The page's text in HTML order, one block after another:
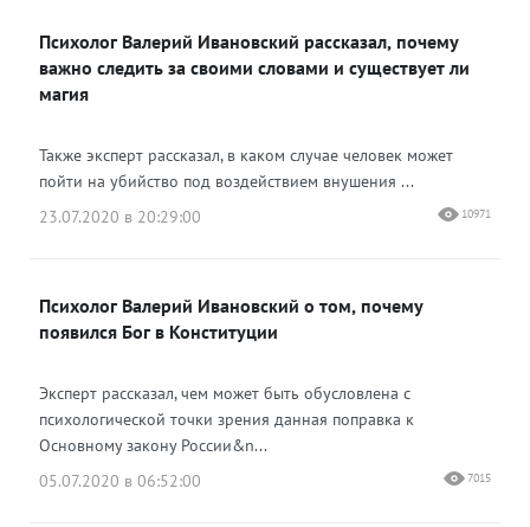
Психолог Валерий Ивановский рассказал, почему
важно следить за своими словами и существует ли
магия
Также эксперт рассказал, в каком случае человек может
пойти на убийство под воздействием внушения ...
23.07.2020 в 20:29:00
10971
Психолог Валерий Ивановский о том, почему
появился Бог в Конституции
Эксперт рассказал, чем может быть обусловлена с
психологической точки зрения данная поправка к
Основному закону России&n...
05.07.2020 в 06:52:00
7015